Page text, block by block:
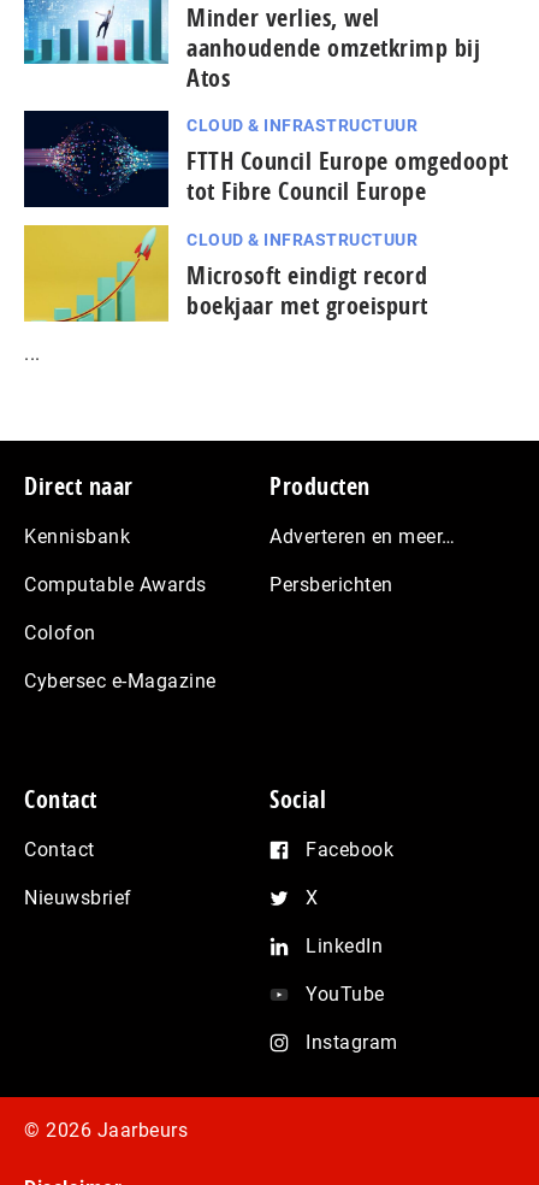
Minder verlies, wel
aanhoudende omzetkrimp bij
Atos
CLOUD & INFRASTRUCTUUR
FTTH Council Europe omgedoopt
tot Fibre Council Europe
CLOUD & INFRASTRUCTUUR
Microsoft eindigt record
boekjaar met groeispurt
...
Footer
Direct naar
Kennisbank
Computable Awards
Colofon
Cybersec e-Magazine
Producten
Adverteren en meer…
Persberichten
Contact
Contact
Nieuwsbrief
Social
Facebook
X
LinkedIn
YouTube
Instagram
© 2026 Jaarbeurs